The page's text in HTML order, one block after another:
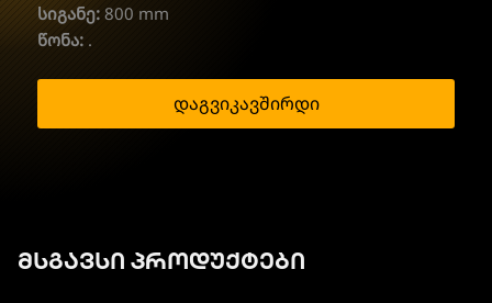
სიგანე: 800 mm
წონა: .
დაგვიკავშირდი
მსგავსი პროდუქტები